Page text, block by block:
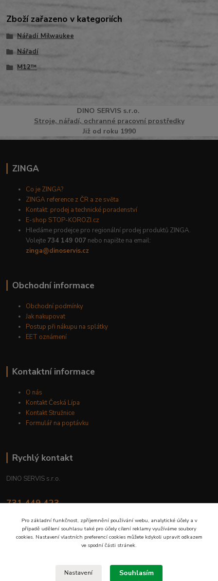
Zboží zařazeno v kategoriích
Nářadí Milwaukee
Nářadí
M12™
DINO SERVISs.r.o.
Stroje, nářadí, ochranné pracovní prostředky
Již od roku 1990
ZINGA
Co je ZINGA?
ZINGA reference z ČR a ze světa
Kontakt: prodej a technické poradenství
E-shop STOP-KOROZI.cz
Hledáme prodejce pro regionální prodej produktů ZINGA.
Volejte 734 149 007 nebo napište na email:
zinga@dinoservis.cz
Obchodní informace
Obchodní podmínky
Jak nakupovat
Postup při nákupu na splátky
EET oznámení
Kontaktní informace
O nás
Kontakt Česká Lípa
Kontakt Stružnice
Formulář na poptávku
Rychlý kontakt
DINO SERVIS s.r.o.
731 449 423
prodejna@dinoservis.cz
Pro základní funkčnost, zpříjemnění používání webu, analytické účely a v
případě udělení souhlasu také pro účely cílení reklamy využíváme soubory
cookies. Nastavení vlastních preferencí cookies můžete kdykoli upravit odkazem
ve spodní části stránek.
Nastavení Souhlasím